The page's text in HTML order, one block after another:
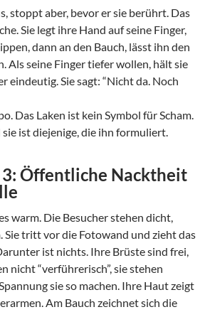
stoppt aber, bevor er sie berührt. Das
Sie legt ihre Hand auf seine Finger,
dann an den Bauch, lässt ihn den
Als seine Finger tiefer wollen, hält sie
eindeutig. Sie sagt: “Nicht da. Noch
Das Laken ist kein Symbol für Scham.
sie ist diejenige, die ihn formuliert.
3: Öffentliche Nacktheit
warm. Die Besucher stehen dicht,
Sie tritt vor die Fotowand und zieht das
ist nichts. Ihre Brüste sind frei,
nicht “verführerisch”, sie stehen
sie so machen. Ihre Haut zeigt
Am Bauch zeichnet sich die